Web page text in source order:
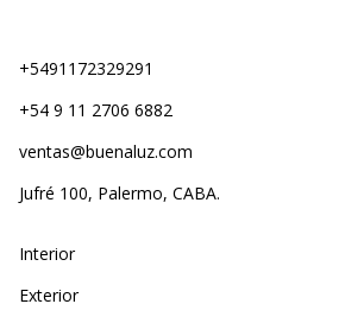
+5491172329291
+54 9 11 2706 6882
ventas@buenaluz.com
Jufré 100, Palermo, CABA.
Interior
Exterior